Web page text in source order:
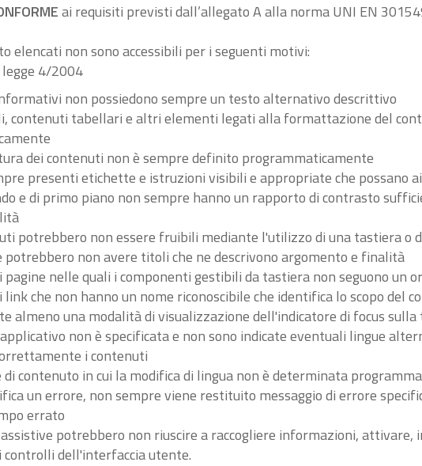
ai requisiti previsti dall’allegato A alla norma UNI EN
elencati non sono accessibili per i seguenti motivi:
4/2004
non possiedono sempre un testo alternativo descrittivo
contenuti tabellari e altri elementi legati alla formattazione del
dei contenuti non è sempre definito programmaticamente
presenti etichette e istruzioni visibili e appropriate che possano
e di primo piano non sempre hanno un rapporto di contrasto
potrebbero non essere fruibili mediante l'utilizzo di una tastiera o
potrebbero non avere titoli che ne descrivono argomento e finalità
nelle quali i componenti gestibili da tastiera non seguono un
che non hanno un nome riconoscibile che identifica lo scopo del
almeno una modalità di visualizzazione dell'indicatore di focus
non è specificata e non sono indicate eventuali lingue
i contenuti
di contenuto in cui la modifica di lingua non è determinata
un errore, non sempre viene restituito messaggio di errore
errato
potrebbero non riuscire a raccogliere informazioni,
controlli dell'interfaccia utente.